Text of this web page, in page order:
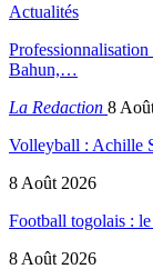
Actualités
Bahun,…
La Redaction 8
Volleyball : Achille
8 Août 2026
Football togolais :
8 Août 2026